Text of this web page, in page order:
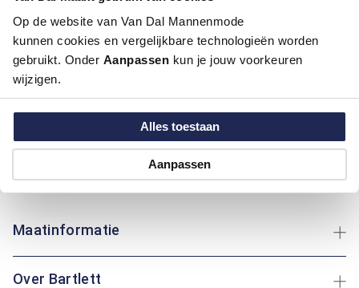
Op de website van Van Dal Mannenmode
kunnen cookies en vergelijkbare technologieën worden
gebruikt. Onder Aanpassen kun je jouw voorkeuren
wijzigen.
Alles toestaan
Aanpassen
Pasvorm:
Regular Fit
Motief:
Uni motief
Deze trui van Bartlett met polokraag biedt een regular fit
pasvorm, ideaal voor dagelijks gebruik. Gemaakt van katoen
en polyester, biedt het comfort en duurzaamheid. Het effen
design zorgt voor een tijdloze uitstraling. Katoen voelt zacht
aan op de huid, terwijl polyester zorgt voor vormbehoud en
minder kreuken. Of je nu een wandeling maakt of thuis
Maatinformatie
Over Bartlett